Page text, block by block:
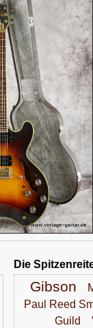
Die
Gibson
Paul Reed
Guild